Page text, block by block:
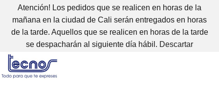
Atención! Los pedidos que se realicen en horas de la
mañana en la ciudad de Cali serán entregados en horas
de la tarde. Aquellos que se realicen en horas de la tarde
se despacharán al siguiente día hábil. Descartar